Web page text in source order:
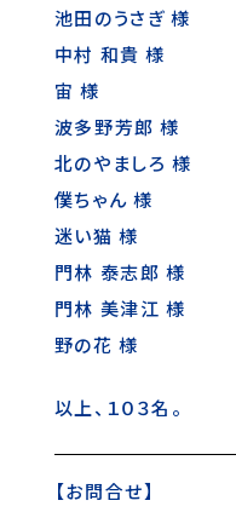
池田のうさぎ 様
中村 和貴 様
宙 様
波多野芳郎 様
北のやましろ 様
僕ちゃん 様
迷い猫 様
門林 泰志郎 様
門林 美津江 様
野の花 様
以上、１０３名。
【お問合せ】